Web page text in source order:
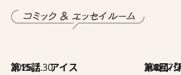
2026.7.30
第15話 アイス 第8回「同人誌即売